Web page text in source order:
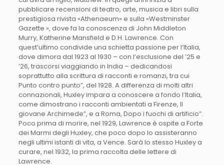
pubblicare recensioni di teatro, arte, musica e libri sulla
prestigiosa rivista «Athenaeum» e sulla «Westminster
Gazette », dove fa la conoscenza di John Middleton
Murry, Katherine Mansfield e D.H. Lawrence. Con
quest’ultimo condivide una schietta passione per l’Italia,
dove dimora dal 1923 al 1930 – con l’esclusione del ’25 e
’26, trascorsi viaggiando in India – dedicandosi
soprattutto alla scrittura di racconti e romanzi, tra cui
Punto contro punto”, del 1928. A differenza di molti altri
connazionali, Huxley impara a conoscere a fondo l’Italia,
come dimostrano i racconti ambientati a Firenze, Il
giovane Archimede”, e a Roma, Dopo i fuochi di artificio”.
Poco prima di morire, nel 1929, Lawrence è ospite a Forte
dei Marmi degli Huxley, che poco dopo lo assisteranno
negli ultimi istanti di vita, a Vence. Sarà lo stesso Huxley a
curare, nel 1932, la prima raccolta delle lettere di
Lawrence.